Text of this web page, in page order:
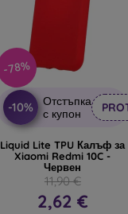
-78%
-10%
Отстъпка
с купон
Liquid Lite TPU Калъф за
Xiaomi Redmi 10C -
Червен
11,90 €
2,62 €